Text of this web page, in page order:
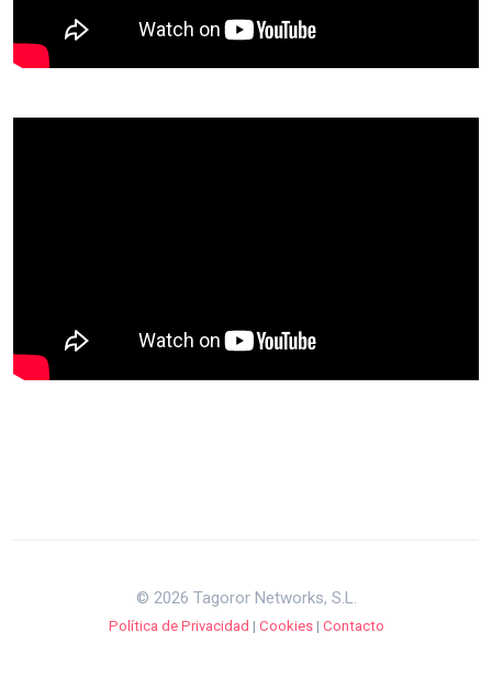
© 2026 Tagoror Networks, S.L.
Política de Privacidad | Cookies| Contacto